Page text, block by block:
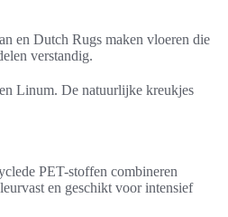
en Dutch Rugs maken vloeren die
verstandig.
Linum. De natuurlijke kreukjes
PET-stoffen combineren
en geschikt voor intensief